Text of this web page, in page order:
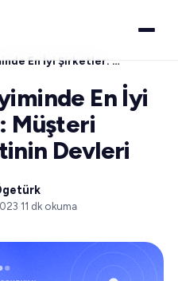
Müşteri Deneyiminde En İyi Şirketler: Müşteri Memnuniyetinin Devleri
En İyi
Müşteri
Devleri
·11 dk okuma